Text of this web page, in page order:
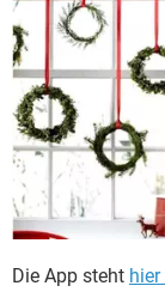
Die App steht